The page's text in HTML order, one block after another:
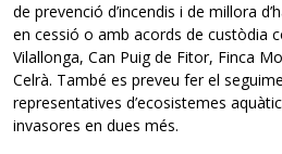
de prevenció d’incendis i de millora
en cessió o amb acords de custòdia
Vilallonga, Can Puig de Fitor, Finca
Celrà. També es preveu fer el
representatives d’ecosistemes
invasores en dues més.